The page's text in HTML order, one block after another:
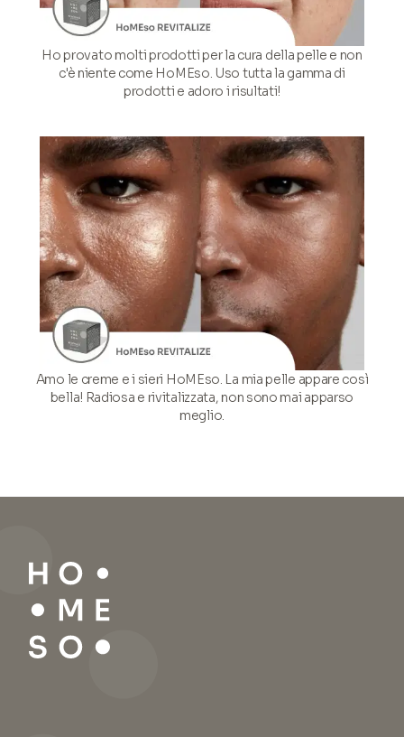
Ho provato molti prodotti per la cura della pelle e non
c'è niente come HoMEso. Uso tutta la gamma di
prodotti e adoro i risultati!
Amo le creme e i sieri HoMEso. La mia pelle appare così
bella! Radiosa e rivitalizzata, non sono mai apparso
meglio.